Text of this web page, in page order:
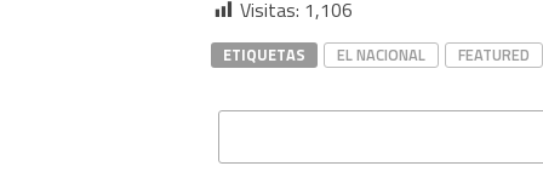
Visitas: 1,106
ETIQUETAS EL NACIONAL FEATURED